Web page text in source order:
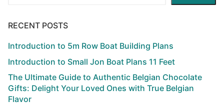
RECENT POSTS
Introduction to 5m Row Boat Building Plans
Introduction to Small Jon Boat Plans 11 Feet
The Ultimate Guide to Authentic Belgian Chocolate
Gifts: Delight Your Loved Ones with True Belgian
Flavor